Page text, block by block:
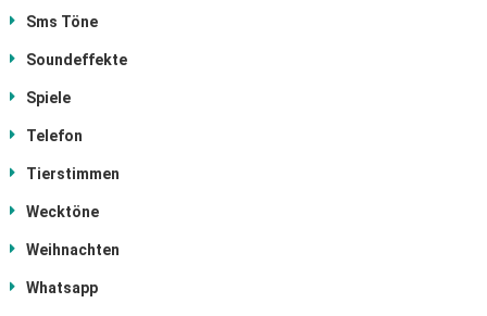
Sms Töne
Soundeffekte
Spiele
Telefon
Tierstimmen
Wecktöne
Weihnachten
Whatsapp